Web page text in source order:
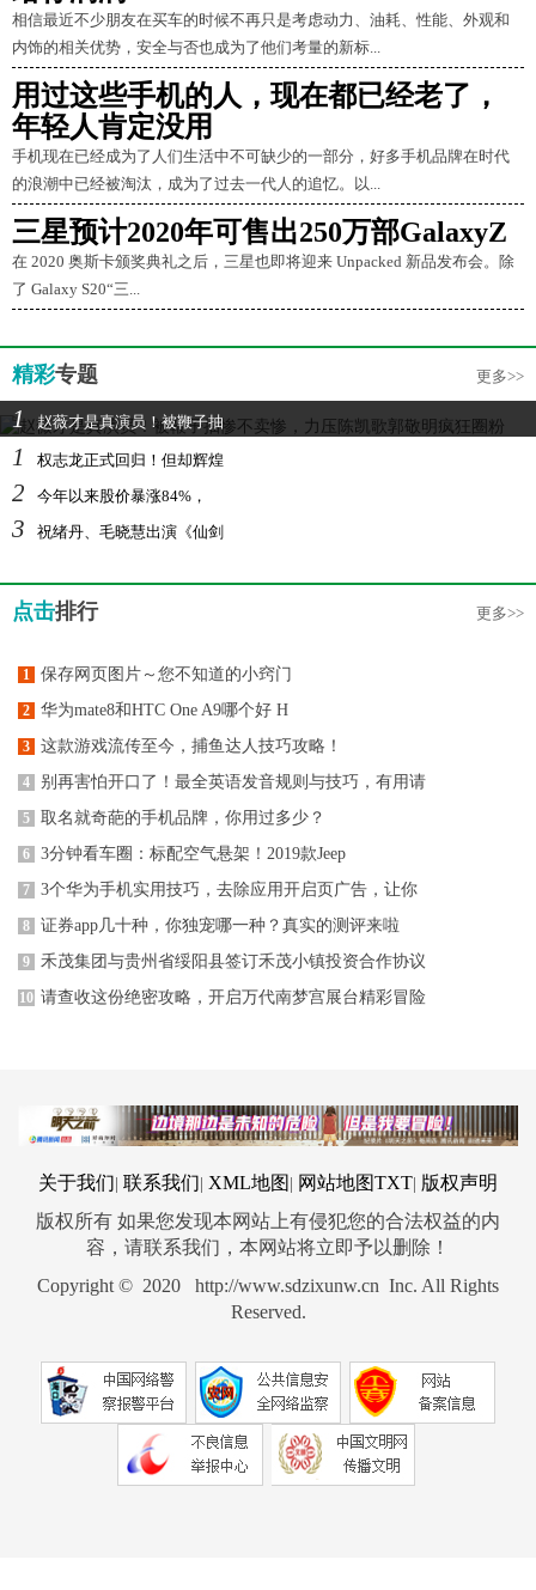
相信最近不少朋友在买车的时候不再只是考虑动力、油耗、性能、外观和
内饰的相关优势，安全与否也成为了他们考量的新标...
用过这些手机的人，现在都已经老了，
年轻人肯定没用
手机现在已经成为了人们生活中不可缺少的一部分，好多手机品牌在时代
的浪潮中已经被淘汰，成为了过去一代人的追忆。以...
三星预计2020年可售出250万部GalaxyZ
在 2020 奥斯卡颁奖典礼之后，三星也即将迎来 Unpacked 新品发布会。除
了 Galaxy S20“三...
精彩专题 更多>>
1 赵薇才是真演员！被鞭子抽
1 权志龙正式回归！但却辉煌
2 今年以来股价暴涨84%，
3 祝绪丹、毛晓慧出演《仙剑
点击排行 更多>>
1 保存网页图片～您不知道的小窍门
2 华为mate8和HTC One A9哪个好 H
3 这款游戏流传至今，捕鱼达人技巧攻略！
4 别再害怕开口了！最全英语发音规则与技巧，有用请
5 取名就奇葩的手机品牌，你用过多少？
6 3分钟看车圈：标配空气悬架！2019款Jeep
7 3个华为手机实用技巧，去除应用开启页广告，让你
8 证券app几十种，你独宠哪一种？真实的测评来啦
9 禾茂集团与贵州省绥阳县签订禾茂小镇投资合作协议
10 请查收这份绝密攻略，开启万代南梦宫展台精彩冒险
关于我们 联系我们 XML地图 网站地图TXT 版权声明
版权所有 如果您发现本网站上有侵犯您的合法权益的内
容，请联系我们，本网站将立即予以删除！
Copyright © 2020 http://www.sdzixunw.cn Inc. All Rights
Reserved.